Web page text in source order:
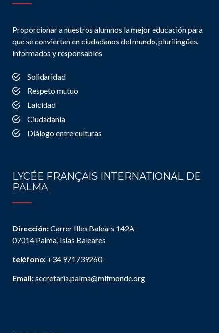
Proporcionar a nuestros alumnos la mejor educación para
que se conviertan en ciudadanos del mundo, plurilingües,
informados y responsables
Solidaridad
Respeto mutuo
Laicidad
Ciudadanía
Diálogo entre culturas
LYCÉE FRANÇAIS INTERNATIONAL DE
PALMA
Dirección:Carrer Illes Balears 142A
07014 Palma, Islas Baleares
teléfono: +34 971739260
Email:secretaria.palma@mlfmonde.org